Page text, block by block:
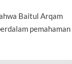
Baitul Arqam
pemahaman